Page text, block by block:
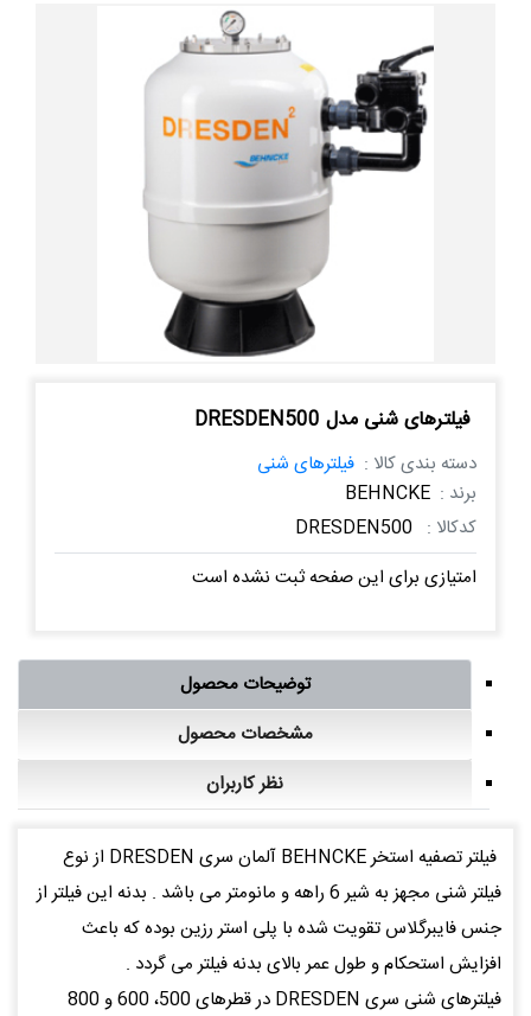
فیلترهای شنی مدل DRESDEN500
دسته بندی کالا : فیلترهای شنی
برند : BEHNCKE
کدکالا : DRESDEN500
امتیازی برای این صفحه ثبت نشده است
توضیحات محصول
مشخصات محصول
نظر کاربران
فیلتر تصفیه استخر BEHNCKE آلمان سری DRESDEN از نوع
فیلتر شنی مجهز به شیر 6 راهه و مانومتر می باشد . بدنه این فیلتر از
جنس فایبرگلاس تقویت شده با پلی استر رزین بوده که باعث
افزایش استحکام و طول عمر بالای بدنه فیلتر می گردد .
فیلترهای شنی سری DRESDEN در قطرهای 500، 600 و 800